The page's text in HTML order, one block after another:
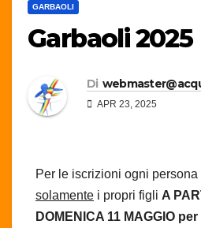
GARBAOLI
Garbaoli 2025
Di
APR 23, 2025
Per le iscrizioni ogni
solamente i propri figli A
DOMENICA 11 MAGGIO per